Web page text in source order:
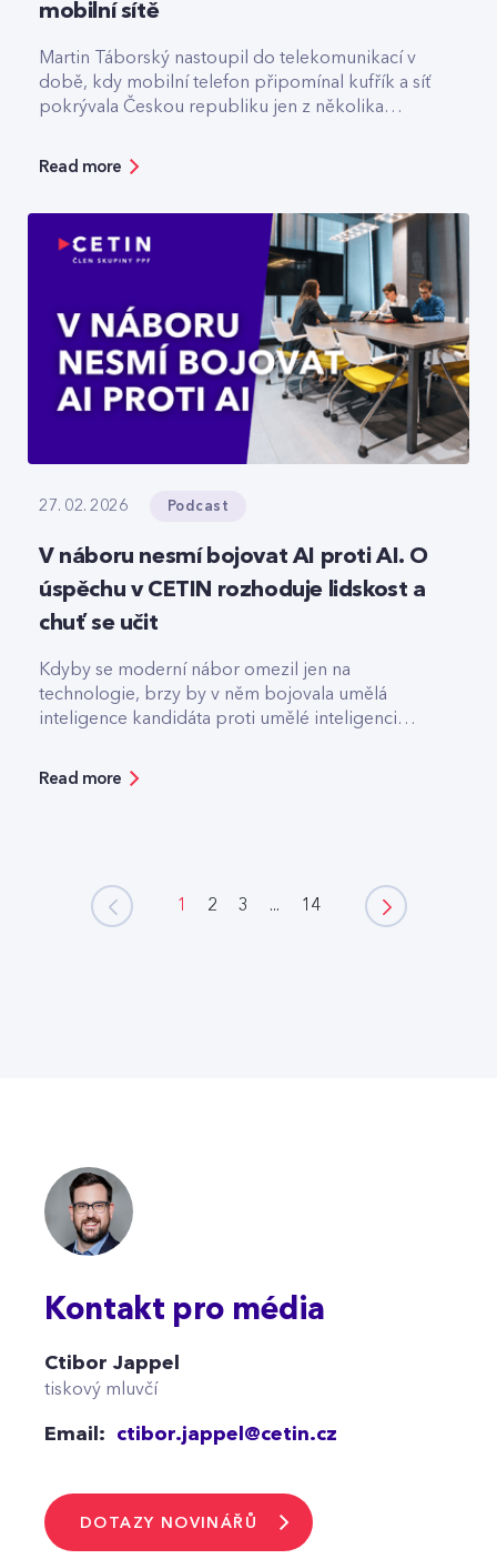
mobilní sítě
Martin Táborský nastoupil do telekomunikací v
době, kdy mobilní telefon připomínal kufřík a síť
pokrývala Českou republiku jen z několika
za špičkovou kvalitu a optimalizaci rádiové sítě. V
prázdné O2 areně nebo komu už dnes
spolehlivě slouží privátní 5G sítě.
Read more
27. 02. 2026 Podcast
V náboru nesmí bojovat AI proti AI. O
úspěchu v CETIN rozhoduje lidskost a
chuť se učit
Kdyby se moderní nábor omezil jen na
technologie, brzy by v něm bojovala umělá
inteligence kandidáta proti umělé inteligenci
Read more
1 2 3 ... 14
Kontakt pro média
Ctibor Jappel
tiskový mluvčí
Email: ctibor.jappel@cetin.cz
DOTAZY NOVINÁŘŮ